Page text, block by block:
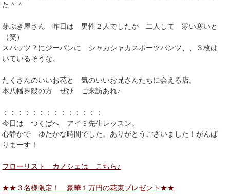
た＾＾
芽ぶき屋さん 昨日は 男性２人でしたが 二人して 寒い寒いと
（笑）
スパッツ？にジーパンに シャカシャカスポーツパンツ、、３枚は
いているそうな。
たくさんのいいお花と 気のいいお兄さんたちに会える店。
本八幡界隈の方 ぜひ ご来訪あれ♪
：：：：：：：：：：：：：：
今日は つくばへ アイミ先生レッスン。
心静かで ゆたかな時間でした。ありがとうございました！がんば
りまーす！
フローリスト カノシェは こちら♪
★★３名様限定！ 豪華１万円の花束プレゼント★★.